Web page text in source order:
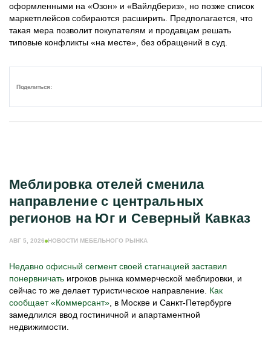
оформленными на «Озон» и «Вайлдбериз», но позже список
маркетплейсов собираются расширить. Предполагается, что
такая мера позволит покупателям и продавцам решать
типовые конфликты «на месте», без обращений в суд.
Поделиться:
Меблировка отелей сменила
направление с центральных
регионов на Юг и Северный Кавказ
АВГ 5, 2026 НОВОСТИ МЕБЕЛЬНОГО РЫНКА
Недавно офисный сегмент своей стагнацией заставил
понервничать игроков рынка коммерческой меблировки, и
сейчас то же делает туристическое направление. Как
сообщает «Коммерсант» , в Москве и Санкт-Петербурге
замедлился ввод гостиничной и апартаментной
недвижимости.